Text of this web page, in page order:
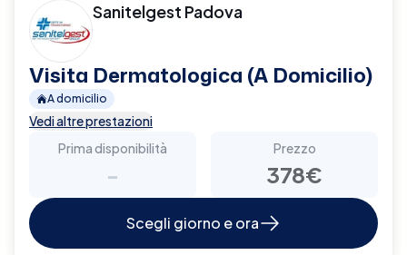
Sanitelgest Padova
Visita Dermatologica (A Domicilio)
A domicilio
Vedi altre prestazioni
Prima disponibilità
-
Prezzo
378€
Scegli giorno e ora